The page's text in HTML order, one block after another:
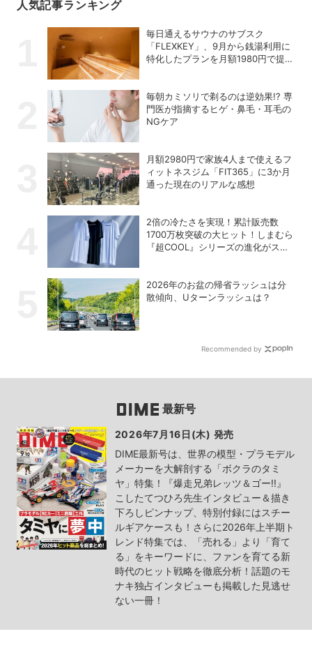
人気記事ランキング
毎日通えるサウナのサブスク
「FLEXKEY」、9月から銭湯利用に
特化したプランを月額1980円で提供
毎朝カミソリで剃るのは逆効果!? 専
門医が指摘するヒゲ・鼻毛・耳毛の
NGケア
月額2980円で家族4人まで使えるフ
ィットネスジム「FIT365」に3か月
通った現在のリアルな感想
2倍の冷たさを実現！累計販売数
1700万枚突破の大ヒット！しまむら
『超COOL』シリーズの進化がスゴ
2026年のお盆の帰省ラッシュは分
散傾向、Uターンラッシュは？
Recommended by
最新号
2026年7月16日(木) 発売
DIME最新号は、世界の模型・プラモデル
メーカーを大解剖する「ボクラのタミ
ヤ」特集！『爆走兄弟レッツ＆ゴー!!』
こしたてつひろ先生インタビュー＆描き
下ろしピンナップ、特別付録にはスチー
ルギアケースも！さらに2026年上半期ト
レンド特集では、「売れる」より「育て
る」をキーワードに、ファンを育てる新
時代のヒット戦略を徹底分析！話題のモ
ナキ独占インタビューも掲載した見逃せ
ない一冊！